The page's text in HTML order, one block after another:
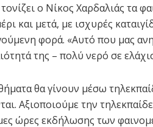
ο Νίκος Χαρδαλιάς τα
και μετά, με ισχυρές
φορά. «Αυτό που μας
της – πολύ νερό σε
θα γίνουν μέσω
Αξιοποιούμε την
ώρες εκδήλωσης των